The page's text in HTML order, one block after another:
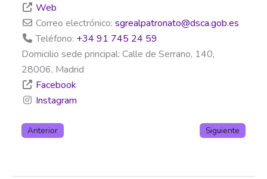
Web
Correo electrónico: sgrealpatronato@dsca.gob.es
Teléfono: +34 91 745 24 59
Domicilio sede principal: Calle de Serrano, 140,
28006, Madrid
Facebook
Instagram
Anterior Siguiente